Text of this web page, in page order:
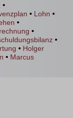
•
• Lohn •
•
•
•
• Holger
• Marcus